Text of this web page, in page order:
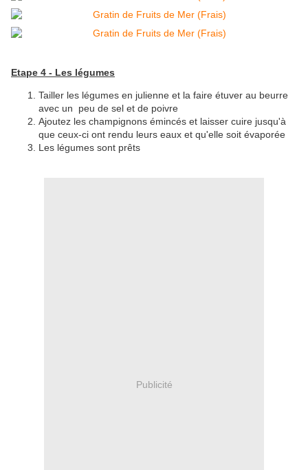
Etape 4 - Les légumes
Tailler les légumes en julienne et la faire étuver au beurre
avec un peu de sel et de poivre
Ajoutez les champignons émincés et laisser cuire jusqu'à
que ceux-ci ont rendu leurs eaux et qu'elle soit évaporée
Les légumes sont prêts
Publicité